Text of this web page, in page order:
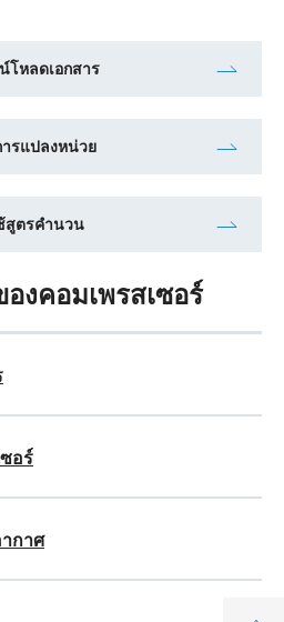
โหลดเอกสาร
รแปลงหน่วย
สูตรคำนวน
งคอมเพรสเซอร์
อร์
กาศ